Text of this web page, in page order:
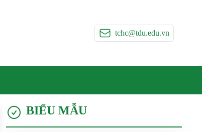
tchc@tdu.edu.vn
BIỂU MẪU